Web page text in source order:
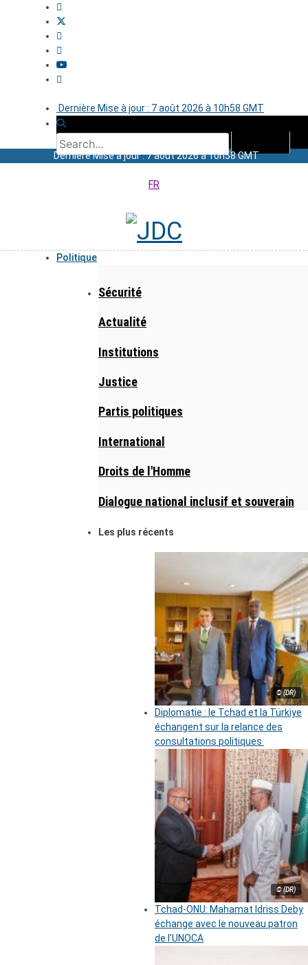
Dernière Mise à jour : 7 août 2026 à 10h58 GMT
Dernière Mise à jour : 7 août 2026 à 10h58 GMT
FR
Politique
Sécurité
Actualité
Institutions
Justice
Partis politiques
International
Droits de l'Homme
Dialogue national inclusif et souverain
Les plus récents
© (DR)
Diplomatie : le Tchad et la Türkiye
échangent sur la relance des
consultations politiques
© (DR)
Tchad-ONU: Mahamat Idriss Deby
échange avec le nouveau patron
de l’UNOCA